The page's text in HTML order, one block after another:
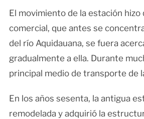
El movimiento de la estación
comercial, que antes se
del río Aquidauana, se fuera
gradualmente a ella. Durante
principal medio de transporte de
En los años sesenta, la antigua
remodelada y adquirió la